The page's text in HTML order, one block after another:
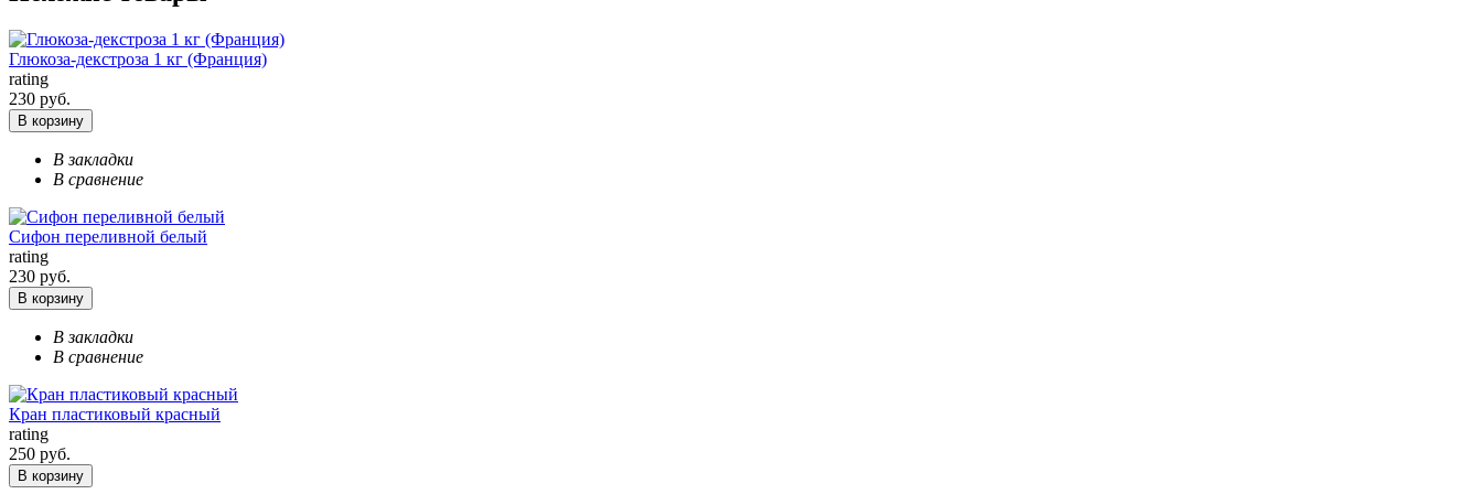
Глюкоза-декстроза 1 кг (Франция)
rating
230 руб.
В корзину
В закладки
В сравнение
Сифон переливной белый
rating
230 руб.
В корзину
В закладки
В сравнение
Кран пластиковый красный
rating
250 руб.
В корзину